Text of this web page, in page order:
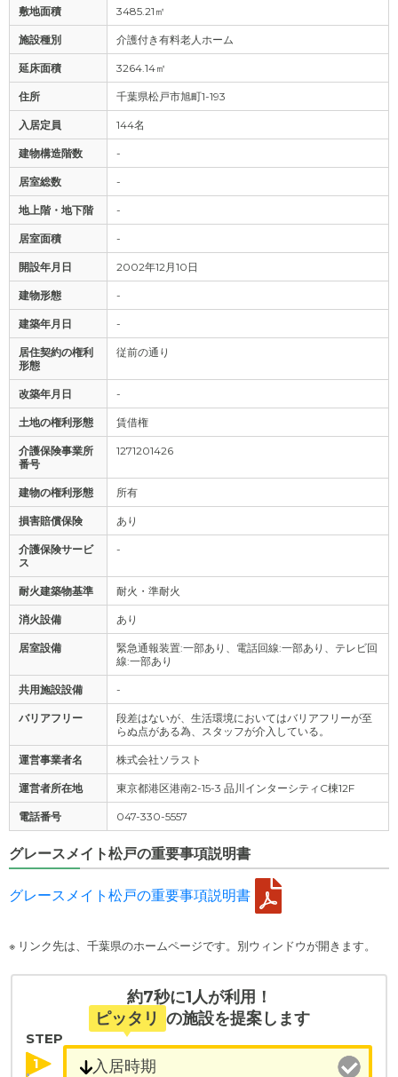
敷地面積 3485.21㎡
施設種別 介護付き有料老人ホーム
延床面積 3264.14㎡
住所 千葉県松戸市旭町1-193
入居定員 144名
建物構造階数 -
居室総数 -
地上階・地下階 -
居室面積 -
開設年月日 2002年12月10日
建物形態 -
建築年月日 -
居住契約の権利
形態
従前の通り
改築年月日 -
土地の権利形態 賃借権
介護保険事業所
番号
1271201426
建物の権利形態 所有
損害賠償保険 あり
介護保険サービ
ス
-
耐火建築物基準 耐火・準耐火
消火設備 あり
居室設備
緊急通報装置:一部あり、電話回線:一部あり、テレビ回
線:一部あり
共用施設設備 -
バリアフリー
段差はないが、生活環境においてはバリアフリーが至
らぬ点がある為、スタッフが介入している。
運営事業者名 株式会社ソラスト
運営者所在地 東京都港区港南2-15-3 品川インターシティC棟12F
電話番号 047-330-5557
グレースメイト松戸の重要事項説明書
グレースメイト松戸の重要事項説明書
※ リンク先は、千葉県のホームページです。別ウィンドウが開きます。
約7秒に1人が利用！
ピッタリ の施設を提案します
STEP
1